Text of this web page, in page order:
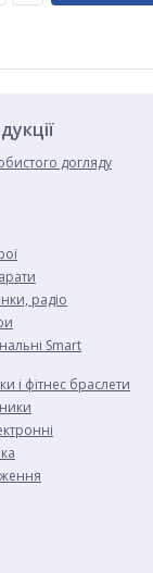
догляду
радіо
Smart
і фітнес браслети